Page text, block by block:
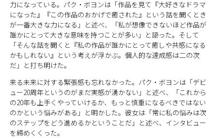
力になっている。パク・ボヨンは「作品を見て『大好きなドラマ
になった』『この作品のおかげで癒された』という話を聞くとき
が一番大きな力になる」と述べ、「私が想像できないほど作品が
誰かにとって大きな意味を持つことが多い」と語った。そして
「そんな話を聞くと『私の作品が誰かにとって癒しや共感になる
かもしれない』という考えが浮かぶ。個人的な達成感は二の次
だ」と打ち明けた。
来る未来に対する緊張感も忘れなかった。パク・ボヨンは「デビ
ュー20周年というのがまだ実感が湧かない」と述べ、「これから
の20年も上手くやっていけるか、もっと慎重になるべきではない
のかという悩みがある」と明かした。彼女は「常に私の悩みは次
のステップをどう進めるかということだ」と述べ、インタビュー
を締めくくった。